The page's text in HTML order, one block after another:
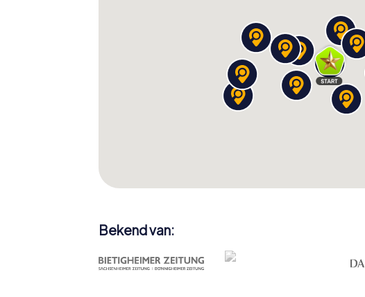
Bekend van: